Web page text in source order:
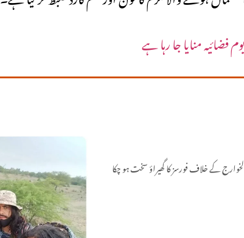
فضائیہ منایا جا رہا ہے
1 زخمی ہو گیا، جبکہ کے پی میں فتنۃ الخوارج کے خلاف فورسز کا گھیراؤ سخت ہو چکا